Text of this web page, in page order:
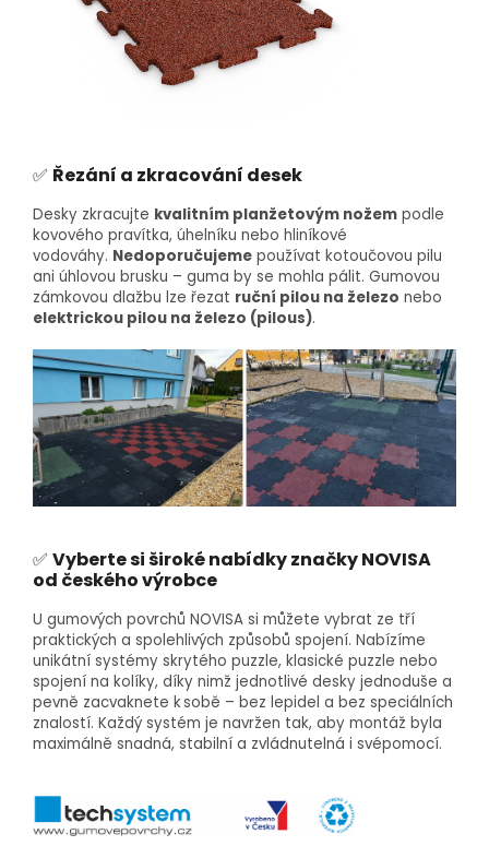
✅ Řezání a zkracování desek
Desky zkracujte kvalitním planžetovým nožem podle
kovového pravítka, úhelníku nebo hliníkové
vodováhy. Nedoporučujeme používat kotoučovou pilu
ani úhlovou brusku – guma by se mohla pálit. Gumovou
zámkovou dlažbu lze řezat ruční pilou na železo nebo
elektrickou pilou na železo (pilous).
✅ Vyberte si široké nabídky značky NOVISA
od českého výrobce
U gumových povrchů NOVISA si můžete vybrat ze tří
praktických a spolehlivých způsobů spojení. Nabízíme
unikátní systémy skrytého puzzle, klasické puzzle nebo
spojení na kolíky, díky nimž jednotlivé desky jednoduše a
pevně zacvaknete k sobě – bez lepidel a bez speciálních
znalostí. Každý systém je navržen tak, aby montáž byla
maximálně snadná, stabilní a zvládnutelná i svépomocí.